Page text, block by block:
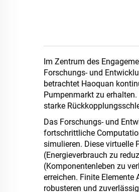
Im Zentrum des
Forschungs- und
betrachtet Haoquan
Pumpenmarkt zu
starke
Das Forschungs- und
fortschrittliche
simulieren. Diese virtuelle
(Energieverbrauch zu
(Komponentenleben zu
erreichen. Finite
robusteren und